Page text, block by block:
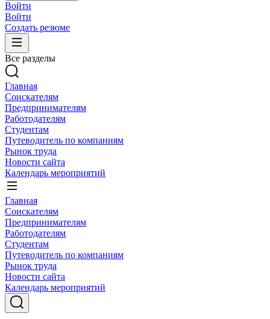
Войти
Войти
Создать резюме
Все разделы
Главная
Соискателям
Предпринимателям
Работодателям
Студентам
Путеводитель по компаниям
Рынок труда
Новости сайта
Календарь мероприятий
Главная
Соискателям
Предпринимателям
Работодателям
Студентам
Путеводитель по компаниям
Рынок труда
Новости сайта
Календарь мероприятий